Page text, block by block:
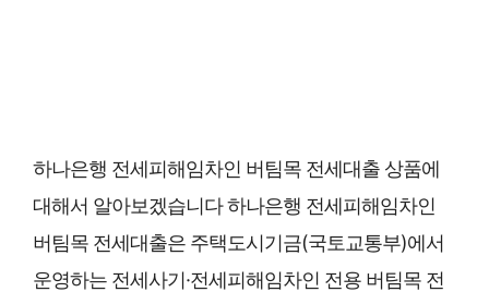
하나은행 전세피해임차인 버팀목 전세대출 상품에
대해서 알아보겠습니다 하나은행 전세피해임차인
버팀목 전세대출은 주택도시기금(국토교통부)에서
운영하는 전세사기·전세피해임차인 전용 버팀목 전